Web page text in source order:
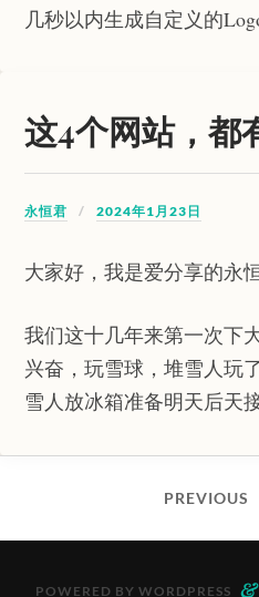
几秒以内生成自定义的
这4个网站，都
永恒君 2024年1月23日
大家好，我是爱分享的永
我们这十几年来第一次下
兴奋，玩雪球，堆雪人玩
雪人放冰箱准备明天后
PREVIOUS
POWERED BY WORDPRESS &